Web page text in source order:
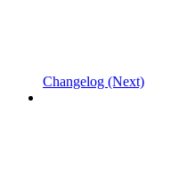
Changelog (Next)